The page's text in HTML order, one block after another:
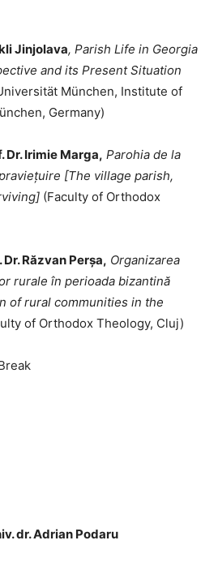
Jinjolava, Parish Life in Georgia
and its Present Situation
München, Institute of
Germany)
Dr. Irimie Marga, Parohia de la
[The village parish,
] (Faculty of Orthodox
Dr. Răzvan Perșa, Organizarea
rurale în perioada bizantină
of rural communities in the
of Orthodox Theology, Cluj)
dr. Adrian Podaru